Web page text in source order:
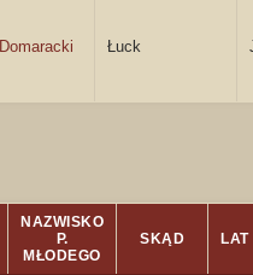
Domaracki Łuck
NAZWISKO
P.
MŁODEGO
SKĄD LAT